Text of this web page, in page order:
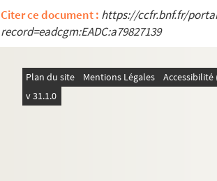
Citer ce document : https://ccfr.bnf.fr/
record=eadcgm:EADC:a79827139
Plan du site Mentions Légales
v 31.1.0